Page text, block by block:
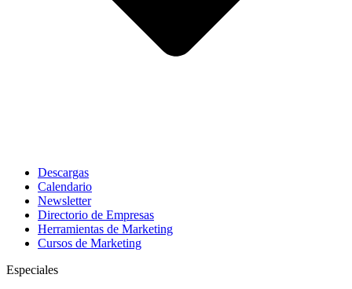
Descargas
Calendario
Newsletter
Directorio de Empresas
Herramientas de Marketing
Cursos de Marketing
Especiales